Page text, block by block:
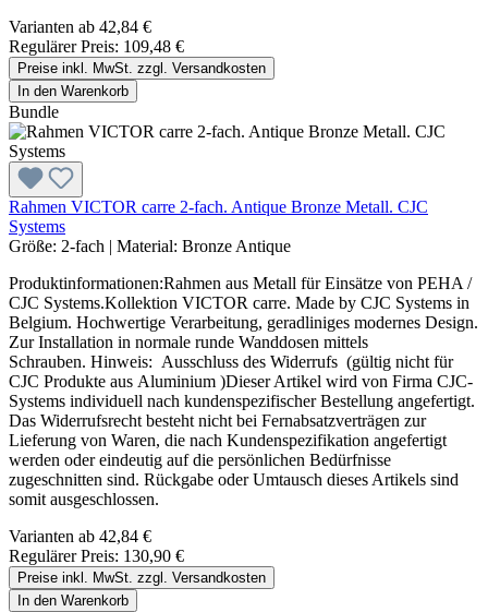
Varianten ab 42,84 €
Regulärer Preis: 109,48 €
Preise inkl. MwSt. zzgl. Versandkosten
In den Warenkorb
Bundle
Rahmen VICTOR carre 2-fach. Antique Bronze Metall. CJC
Systems
Größe: 2-fach | Material: Bronze Antique
Produktinformationen:Rahmen aus Metall für Einsätze von PEHA /
CJC Systems.Kollektion VICTOR carre. Made by CJC Systems in
Belgium. Hochwertige Verarbeitung, geradliniges modernes Design.
Zur Installation in normale runde Wanddosen mittels
Schrauben. Hinweis: Ausschluss des Widerrufs (gültig nicht für
CJC Produkte aus Aluminium )Dieser Artikel wird von Firma CJC-
Systems individuell nach kundenspezifischer Bestellung angefertigt.
Das Widerrufsrecht besteht nicht bei Fernabsatzverträgen zur
Lieferung von Waren, die nach Kundenspezifikation angefertigt
werden oder eindeutig auf die persönlichen Bedürfnisse
zugeschnitten sind. Rückgabe oder Umtausch dieses Artikels sind
somit ausgeschlossen.
Varianten ab 42,84 €
Regulärer Preis: 130,90 €
Preise inkl. MwSt. zzgl. Versandkosten
In den Warenkorb